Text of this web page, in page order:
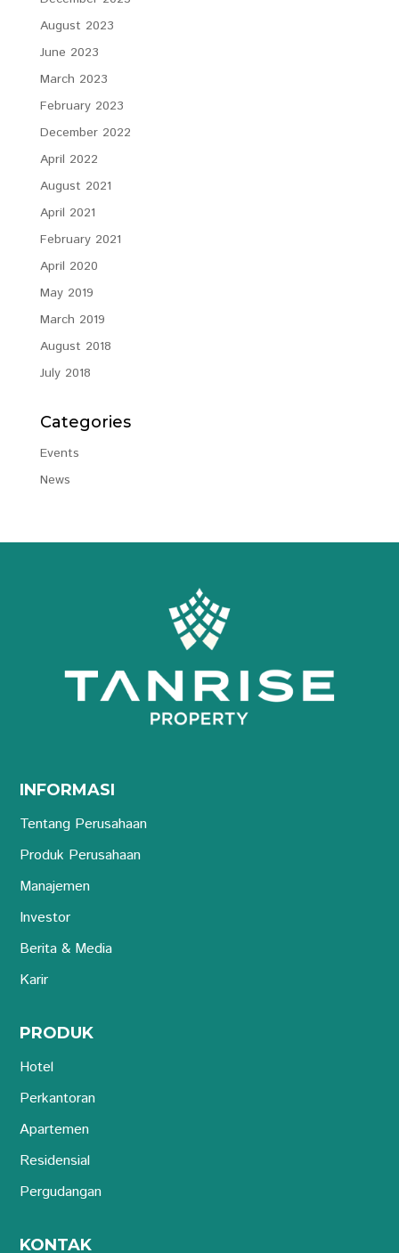
August 2023
June 2023
March 2023
February 2023
December 2022
April 2022
August 2021
April 2021
February 2021
April 2020
May 2019
March 2019
August 2018
July 2018
Categories
Events
News
INFORMASI
Tentang Perusahaan
Produk Perusahaan
Manajemen
Investor
Berita & Media
Karir
PRODUK
Hotel
Perkantoran
Apartemen
Residensial
Pergudangan
KONTAK